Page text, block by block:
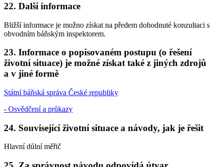
22. Další informace
Bližší informace je možno získat na předem dohodnuté konzultaci s
obvodním báňským inspektorem.
23. Informace o popisovaném postupu (o řešení
životní situace) je možné získat také z jiných zdrojů
a v jiné formě
Státní báňská správa České republiky
- Osvědčení a průkazy
24. Související životní situace a návody, jak je řešit
Hlavní důlní měřič